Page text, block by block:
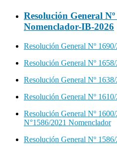
Resolución General
Nomenclador-IB-2026
Resolución General Nº
Resolución General Nº
Resolución General Nº
Resolución General Nº
Resolución General Nº
N°1586/2021 Nomenclador
Resolución General Nº